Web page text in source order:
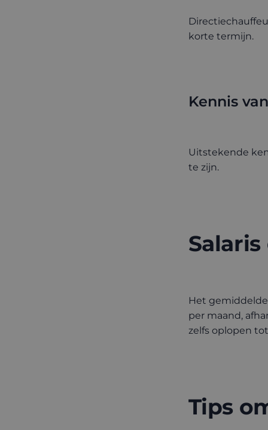
korte termijn.
Kennis
Uitstekende
te zijn.
Het
per maand,
zelfs oplopen
Tips